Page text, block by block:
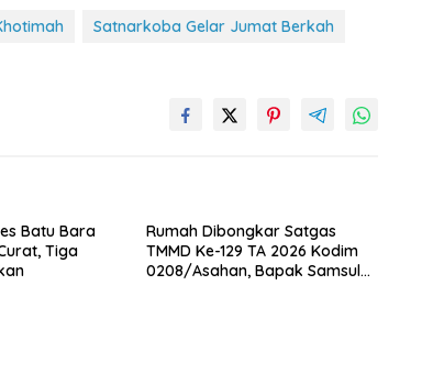
Satnarkoba Gelar Jumat Berkah
Batu Bara
Tiga
Rumah Dibongkar Satgas
TMMD Ke-129 TA 2026 Kodim
0208/Asahan, Bapak Samsul